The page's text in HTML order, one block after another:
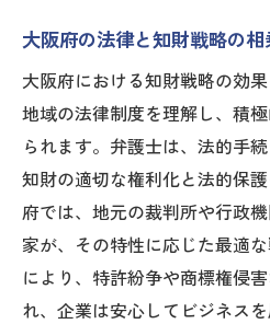
大阪府の法律と知財戦略の相
大阪府における知財戦略の効
地域の法律制度を理解し、積
られます。弁護士は、法的手
知財の適切な権利化と法的保
府では、地元の裁判所や行政
家が、その特性に応じた最適
により、特許紛争や商標権侵
れ、企業は安心してビジネス